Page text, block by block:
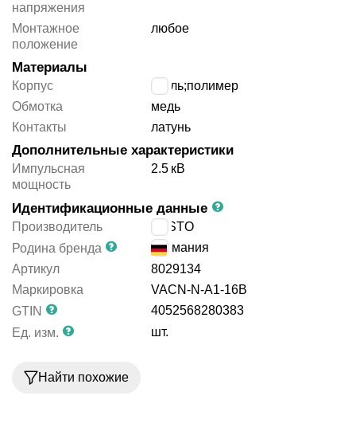
напряжения
Монтажное
положение
любое
Материалы
Корпус
сталь;полимер
Обмотка
медь
Контакты
латунь
Дополнительные характеристики
Импульсная
мощность
2.5 кВ
Идентификационные данные
Производитель
FESTO
Родина бренда
Германия
Артикул
8029134
Маркировка
VACN-N-A1-16B
GTIN
4052568280383
Ед. изм.
шт.
Найти похожие